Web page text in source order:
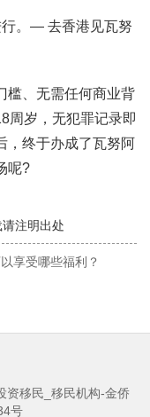
。— 去香港见瓦努
槛、无需任何商业背
周岁，无犯罪记录即
，终于办成了瓦努阿
呢?
注明出处
享受哪些福利？
资移民_移民机构-金侨
号